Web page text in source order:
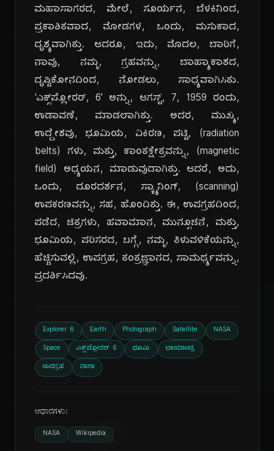
ಮಹಾಸಾಗರದ, ಮೇಲೆ, ಸೂರ್ಯನ, ಬೆಳಕಿನಿಂದ,
ಪ್ರಕಾಶಿತವಾದ, ಮೋಡಗಳ, ಒಂದು, ಮಸುಕಾದ,
ದೃಶ್ಯವಾಗಿತ್ತು. ಆದರೂ, ಇದು, ಮೊದಲ, ಬಾರಿಗೆ,
ನಾವು, ನಮ್ಮ, ಗ್ರಹವನ್ನು, ಬಾಹ್ಯಾಕಾಶದ,
ದೃಷ್ಟಿಕೋನದಿಂದ, ನೋಡಲು, ಸಾಧ್ಯವಾಗಿಸಿತು.
'ಎಕ್ಸ್‌ಪ್ಲೋರರ್, 6' ಅನ್ನು, ಆಗಸ್ಟ್, 7, 1959 ರಂದು,
ಉಡಾವಣೆ, ಮಾಡಲಾಗಿತ್ತು. ಅದರ, ಮುಖ್ಯ,
ಉದ್ದೇಶವು, ಭೂಮಿಯ, ವಿಕಿರಣ, ಪಟ್ಟಿ, (radiation
belts) ಗಳು, ಮತ್ತು, ಕಾಂತಕ್ಷೇತ್ರವನ್ನು, (magnetic
field) ಅಧ್ಯಯನ, ಮಾಡುವುದಾಗಿತ್ತು. ಆದರೆ, ಅದು,
ಒಂದು, ದೂರದರ್ಶನ, ಸ್ಕ್ಯಾನಿಂಗ್, (scanning)
ಉಪಕರಣವನ್ನು, ಸಹ, ಹೊಂದಿತ್ತು. ಈ, ಉಪಗ್ರಹದಿಂದ,
ಪಡೆದ, ಚಿತ್ರಗಳು, ಹವಾಮಾನ, ಮುನ್ಸೂಚನೆ, ಮತ್ತು,
ಭೂಮಿಯ, ಪರಿಸರದ, ಬಗ್ಗೆ, ನಮ್ಮ, ತಿಳುವಳಿಕೆಯನ್ನು,
ಹೆಚ್ಚಿಸುವಲ್ಲಿ, ಉಪಗ್ರಹ, ತಂತ್ರಜ್ಞಾನದ, ಸಾಮರ್ಥ್ಯವನ್ನು,
ಪ್ರದರ್ಶಿಸಿದವು.
Explorer 6 Earth Photograph Satellite NASA
Space ಎಕ್ಸ್‌ಪ್ಲೋರರ್ 6 ಭೂಮಿ ಛಾಯಾಚಿತ್ರ
ಉಪಗ್ರಹ ನಾಸಾ
ಆಧಾರಗಳು:
NASA Wikipedia